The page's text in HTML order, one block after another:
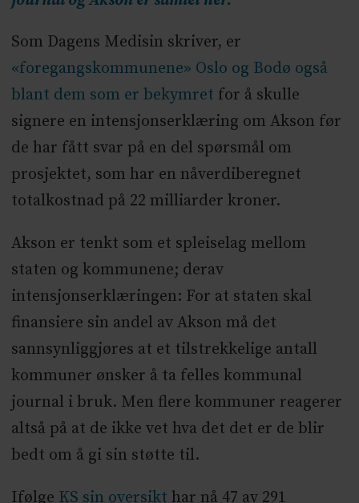
Som Dagens Medisin skriver, er
«foregangskommunene» Oslo og Bodø også
blant dem som er bekymret for å skulle
signere en intensjonserklæring om Akson før
de har fått svar på en del spørsmål om
prosjektet, som har en nåverdiberegnet
totalkostnad på 22 milliarder kroner.
Akson er tenkt som et spleiselag mellom
staten og kommunene; derav
intensjonserklæringen: For at staten skal
finansiere sin andel av Akson må det
sannsynliggjøres at et tilstrekkelige antall
kommuner ønsker å ta felles kommunal
journal i bruk. Men flere kommuner reagerer
altså på at de ikke vet hva det det er de blir
bedt om å gi sin støtte til.
Ifølge KS sin oversikt har nå 47 av 291